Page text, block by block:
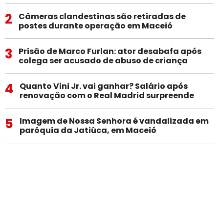
2
Câmeras clandestinas são retiradas de
postes durante operação em Maceió
3
Prisão de Marco Furlan: ator desabafa após
colega ser acusado de abuso de criança
4
Quanto Vini Jr. vai ganhar? Salário após
renovação com o Real Madrid surpreende
5
Imagem de Nossa Senhora é vandalizada em
paróquia da Jatiúca, em Maceió